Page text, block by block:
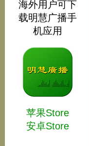
海外用户可下
载明慧广播手
机应用
苹果Store
安卓Store